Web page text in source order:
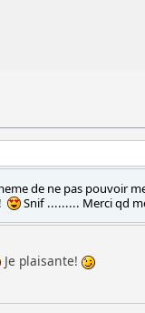
de ne pas pouvoir
Snif ......... Merci qd
Je plaisante!